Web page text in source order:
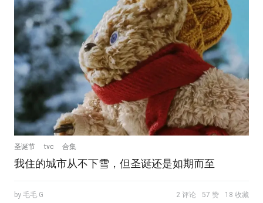
圣诞节 tvc 合集
我住的城市从不下雪，但圣诞还是如期而至
by 毛毛.G 2 评论 57 赞 18 收藏